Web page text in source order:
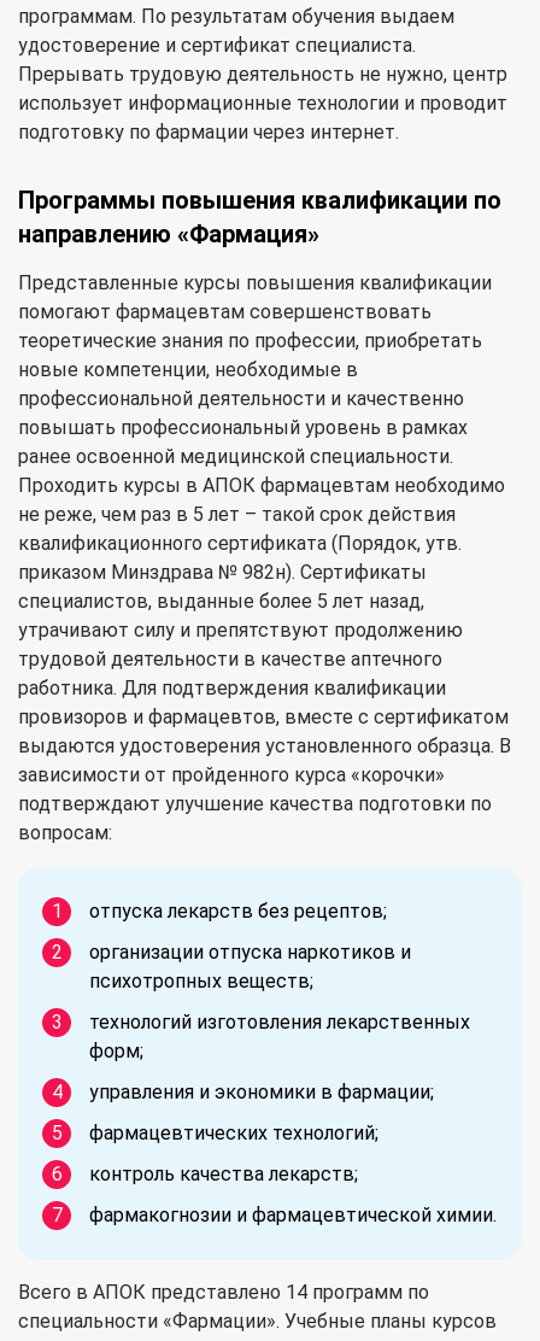
программам. По результатам обучения выдаем
удостоверение и сертификат специалиста.
Прерывать трудовую деятельность не нужно, центр
использует информационные технологии и проводит
подготовку по фармации через интернет.
Программы повышения квалификации по
направлению «Фармация»
Представленные курсы повышения квалификации
помогают фармацевтам совершенствовать
теоретические знания по профессии, приобретать
новые компетенции, необходимые в
профессиональной деятельности и качественно
повышать профессиональный уровень в рамках
ранее освоенной медицинской специальности.
Проходить курсы в АПОК фармацевтам необходимо
не реже, чем раз в 5 лет – такой срок действия
квалификационного сертификата (Порядок, утв.
приказом Минздрава № 982н). Сертификаты
специалистов, выданные более 5 лет назад,
утрачивают силу и препятствуют продолжению
трудовой деятельности в качестве аптечного
работника. Для подтверждения квалификации
провизоров и фармацевтов, вместе с сертификатом
выдаются удостоверения установленного образца. В
зависимости от пройденного курса «корочки»
подтверждают улучшение качества подготовки по
вопросам:
отпуска лекарств без рецептов;
организации отпуска наркотиков и
психотропных веществ;
технологий изготовления лекарственных
форм;
управления и экономики в фармации;
фармацевтических технологий;
контроль качества лекарств;
фармакогнозии и фармацевтической химии.
Всего в АПОК представлено 14 программ по
специальности «Фармации». Учебные планы курсов